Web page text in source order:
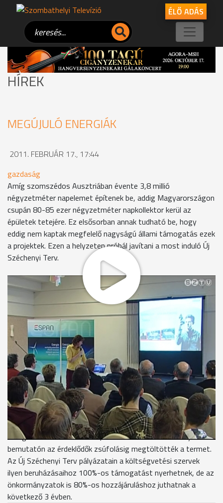
ÉLŐ ADÁS
HÍREK
MEGÚJULÓ ENERGIÁK
2011. FEBRUÁR 17., 17:44
gazdaság
Amíg szomszédos Ausztriában évente 3,8 millió
négyzetméter napelemet építenek be, addig Magyarországon
csupán 80-85 ezer négyzetméter napkollektor kerül az
épületek tetejére. Ez elsősorban annak tudható be, hogy
eddig nem kaptak megfelelő nagyságú állami támogatás ezek
a projektek. Ezen a helyzeten próbál javítani a most induló Új
Széchenyi Terv.
A megtermelt energia 40%-át a lakosság használja fel, ennek
ellenére Magyarországon az újra hasznosítható
energiforrások leginkább vállalati szinten terjedtek el.
Szombathelyen is épült biomassza erőmű, amely a város
távhőszolgáltatásban vesz részt. A szállodák is
előszeretettel alkalmazzák a napkollektorokat a melegvíz
ellátásban. A lakosság körében viszont nagyon sok lehetőség
marad kihasználatlanul, pedig a lakóházak fűtését és
melegvíz ellátását egyaránt meg lehetne oldani a
geotermikus és napenergia felhasználásával. A passzívházak
elterjedésének viszont gátat szab, hogy viszonylag hosszú a
beruházás megtérülési ideje és ezért sokan nem tudják vállalni
a többletköltségeket. Pedig van érdeklődés a megújúló
energiák hasznosítása iránt, hiszen a mai szombathelyi
bemutatón az érdeklődők zsúfolásig megtöltötték a termet.
Az Új Széchenyi Terv pályázatain a költségvetési szervek
ilyen beruházásaihoz 100%-os támogatást nyerhetnek, de az
önkormányzatok is 80%-os hozzájáruláshoz juthatnak a
következő 3 évben.